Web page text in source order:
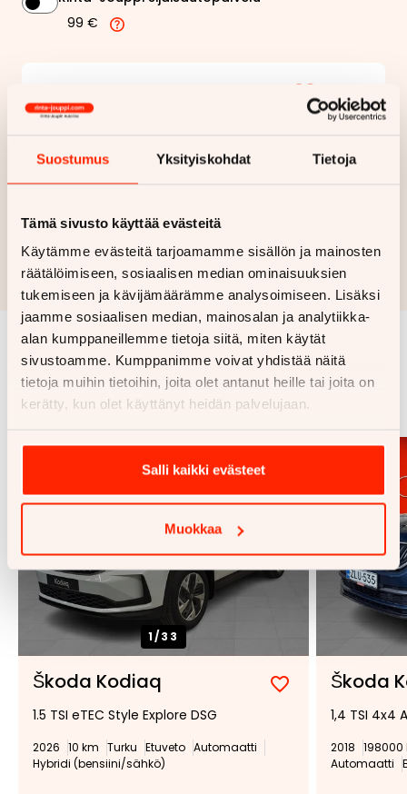
Suostumus Yksityiskohdat Tietoja
Tämä sivusto käyttää evästeitä
Käytämme evästeitä tarjoamamme sisällön ja mainosten
räätälöimiseen, sosiaalisen median ominaisuuksien
tukemiseen ja kävijämäärämme analysoimiseen. Lisäksi
jaamme sosiaalisen median, mainosalan ja analytiikka-
alan kumppaneillemme tietoja siitä, miten käytät
sivustoamme. Kumppanimme voivat yhdistää näitä
tietoja muihin tietoihin, joita olet antanut heille tai joita on
kerätty, kun olet käyttänyt heidän palvelujaan.
Salli kaikki evästeet
Muokkaa
99 €
381,07 €
Näytähintaerittely
Haluan myös tarjouksen vakuutuksesta
Hae rahoitustarjous
Rahoituslaskelma on suuntaa antava ja edellyttää hyväksytyn
luottopäätöksen ja kaskovakuutuksen.
Samankaltaisia ajoneuvoja
Katso kaikki
1/33
Škoda Kodiaq
Lisää
suosikiksi
Poista
suosikeista
1.5 TSI eTEC Style Explore DSG
2026 10 km Turku Etuveto Automaatti
Hybridi (bensiini/sähkö)
Škoda
1,4 TSI 4x4
2018 198000
Automaatti